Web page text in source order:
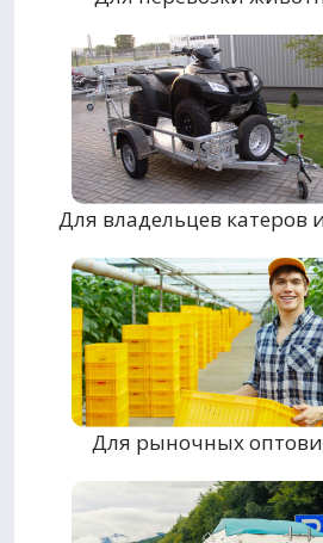
Для владельцев катеров
Для рыночных